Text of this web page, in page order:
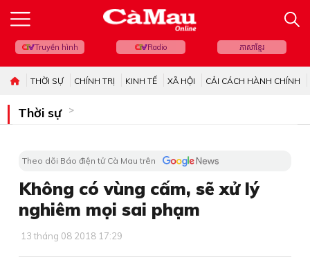
Truyền hình Radio ភាសាខ្មែរ
THỜI SỰ CHÍNH TRỊ KINH TẾ XÃ HỘI CẢI CÁCH HÀNH CHÍNH
Thời sự
Theo dõi Báo điện tử Cà Mau trên
Không có vùng cấm, sẽ xử lý
nghiêm mọi sai phạm
13 tháng 08 2018 17:29